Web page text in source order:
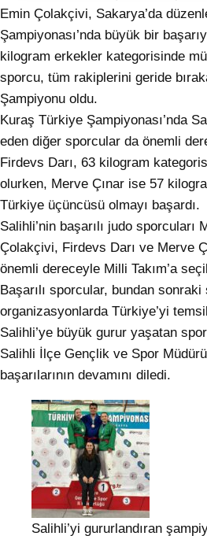
Emin Çolakçivi, Sakarya’da
Şampiyonası’nda büyük bir
kilogram erkekler kategorisinde
sporcu, tüm rakiplerini geride
Şampiyonu oldu.
Kuraş Türkiye Şampiyonası’nda
eden diğer sporcular da önemli
Firdevs Darı, 63 kilogram
olurken, Merve Çınar ise 57
Türkiye üçüncüsü olmayı başardı.
Salihli’nin başarılı judo sporcuları
Çolakçivi, Firdevs Darı ve Merve
önemli dereceyle Milli Takım’a
Başarılı sporcular, bundan
organizasyonlarda Türkiye’yi
Salihli’ye büyük gurur yaşatan
Salihli İlçe Gençlik ve Spor
başarılarının devamını diledi.
Salihli’yi gururlandıran